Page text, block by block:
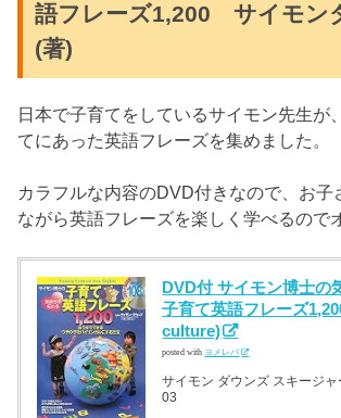
語フレーズ1,200 サイモン
(著)
日本で子育てをしているサイモン先生が
てにあった英語フレーズを集めました。
カラフルな内容のDVD付きなので、お子
ながら英語フレーズを楽しく学べるので
DVD付 サイモン博士の
子育て英語フレーズ
culture)
posted with ヨメレバ
サイモン ダウンズ スキージ
03